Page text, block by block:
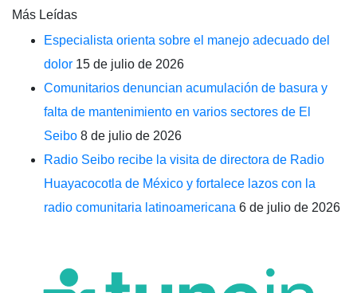
Más Leídas
Especialista orienta sobre el manejo adecuado del
dolor 15 de julio de 2026
Comunitarios denuncian acumulación de basura y
falta de mantenimiento en varios sectores de El
Seibo 8 de julio de 2026
Radio Seibo recibe la visita de directora de Radio
Huayacocotla de México y fortalece lazos con la
radio comunitaria latinoamericana 6 de julio de 2026